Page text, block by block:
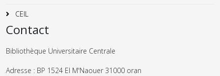
CEIL
Contact
Bibliothèque Universitaire Centrale
Adresse : BP 1524 El M'Naouer 31000 oran